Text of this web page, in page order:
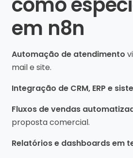
em n8n
Automação de atendimento
mail e site.
Integração de CRM, ERP e
Fluxos de vendas
proposta comercial.
Relatórios e dashboards em